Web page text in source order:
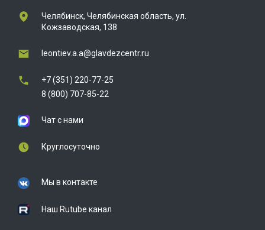
Челябинск, Челябинская область, ул.
Кожзаводская, 138
leontiev.a.a@glavdezcentr.ru
+7 (351) 220-77-25
8 (800) 707-85-22
Чат с нами
Круглосуточно
Мы в контакте
Наш Rutube канал